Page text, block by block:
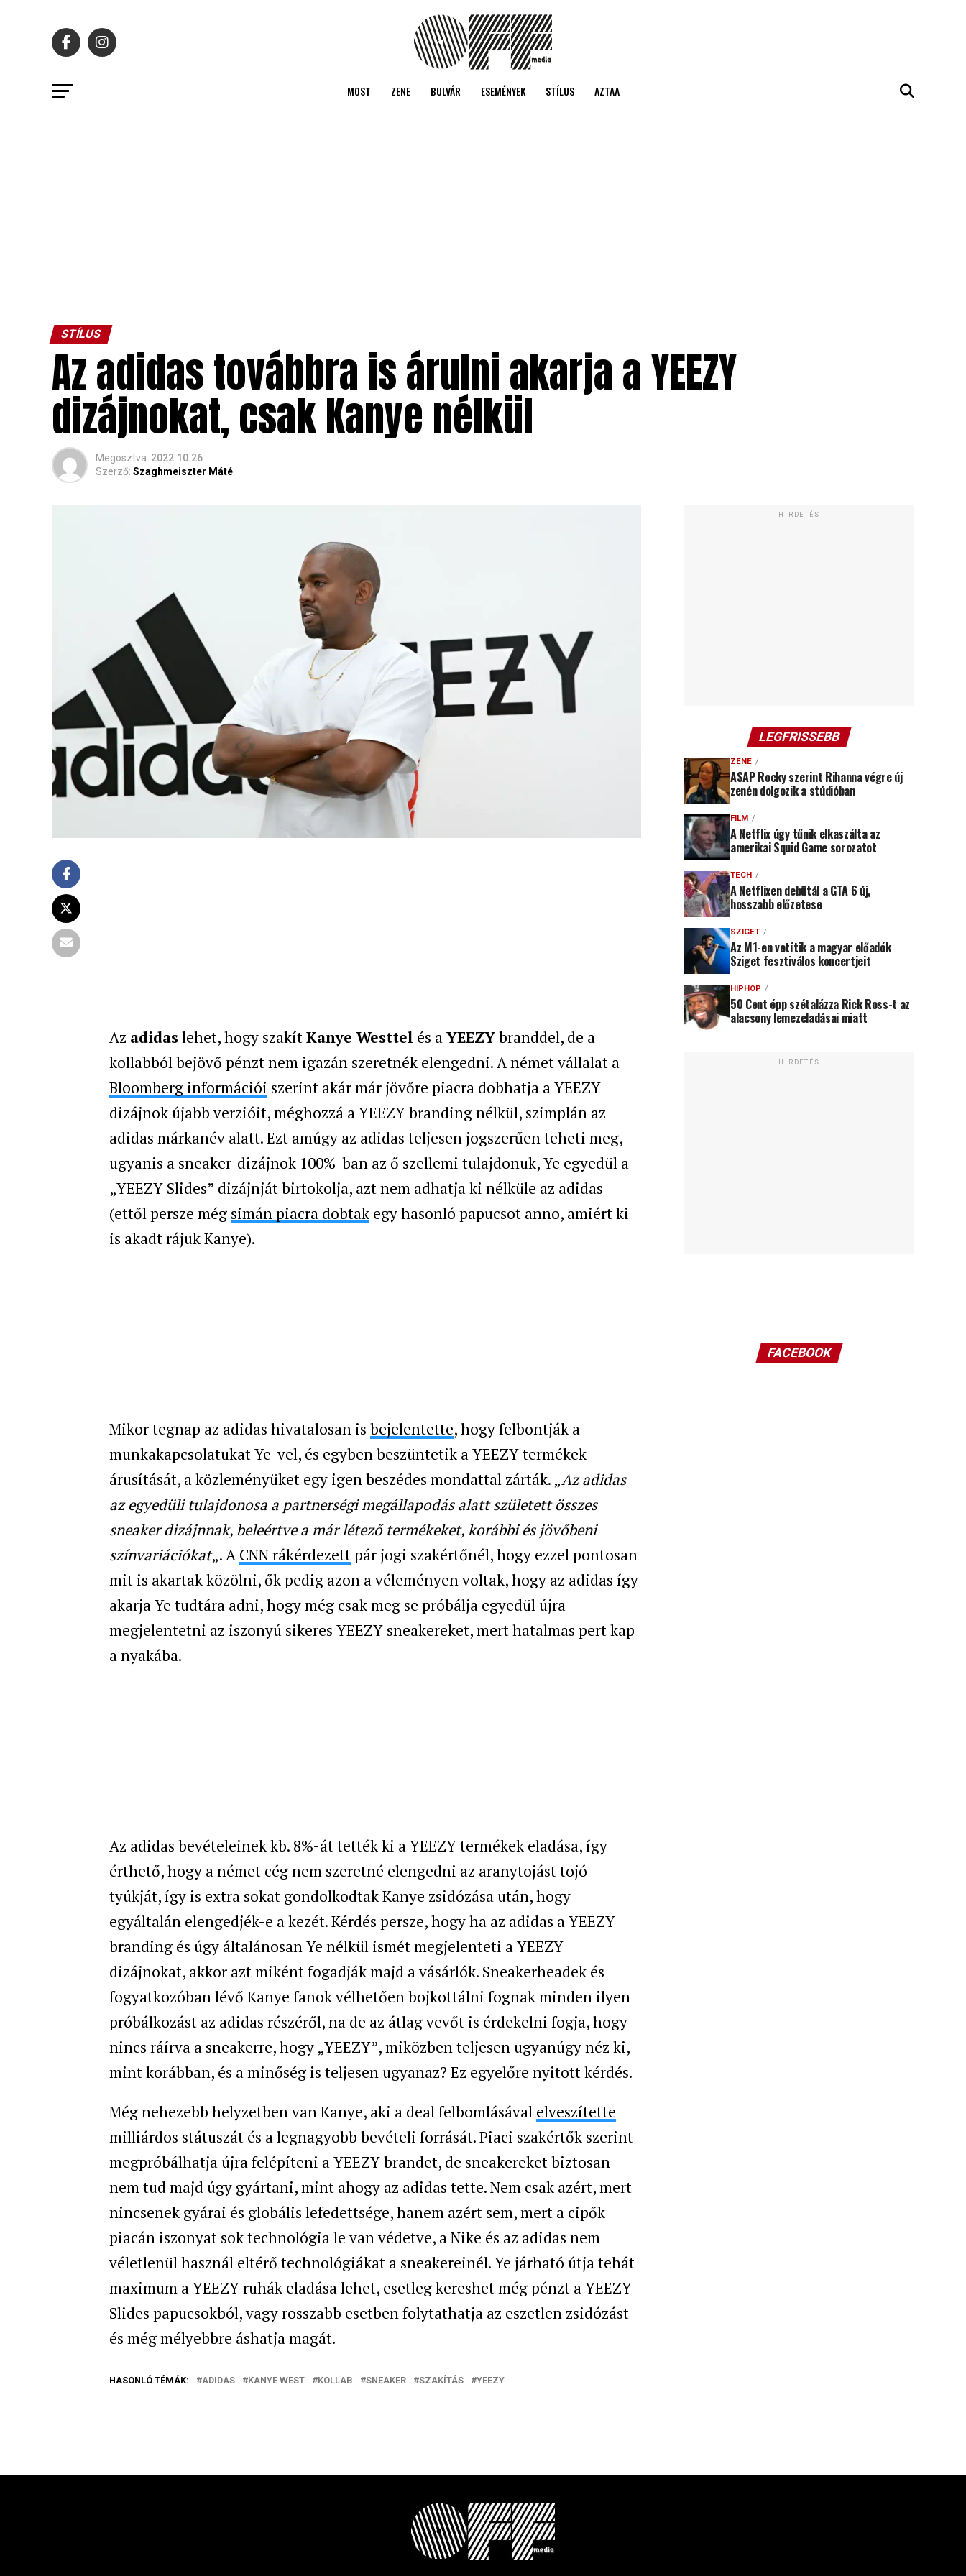
MOST ZENE BULVÁR ESEMÉNYEK STÍLUS AZTAA
STÍLUS
Az adidas továbbra is árulni akarja a YEEZY
dizájnokat, csak Kanye nélkül
Megosztva 2022.10.26
Szerző: Szaghmeiszter Máté
Az adidaslehet, hogy szakítKanye Westtel és aYEEZYbranddel, de a
kollabból bejövő pénzt nem igazán szeretnék elengedni. A német vállalat a
Bloomberg információi szerint akár már jövőre piacra dobhatja a YEEZY
dizájnok újabb verzióit, méghozzá a YEEZY branding nélkül, szimplán az
adidas márkanév alatt. Ezt amúgy az adidas teljesen jogszerűen teheti meg,
ugyanis a sneaker-dizájnok 100%-ban az ő szellemi tulajdonuk, Ye egyedül a
„YEEZY Slides” dizájnját birtokolja, azt nem adhatja ki nélküle az adidas
(ettől persze még simán piacra dobtak egy hasonló papucsot anno, amiért ki
is akadt rájuk Kanye).
Mikor tegnap az adidas hivatalosan is bejelentette, hogy felbontják a
munkakapcsolatukat Ye-vel, és egyben beszüntetik a YEEZY termékek
árusítását, a közleményüket egy igen beszédes mondattal zárták. „Az adidas
az egyedüli tulajdonosa a partnerségi megállapodás alatt született összes
sneaker dizájnnak, beleértve a már létező termékeket, korábbi és jövőbeni
színvariációkat„. ACNN rákérdezettpár jogi szakértőnél, hogy ezzel pontosan
mit is akartak közölni, ők pedig azon a véleményen voltak, hogy az adidas így
akarja Ye tudtára adni, hogy még csak meg se próbálja egyedül újra
megjelentetni az iszonyú sikeres YEEZY sneakereket, mert hatalmas pert kap
a nyakába.
Az adidas bevételeinek kb. 8%-át tették ki a YEEZY termékek eladása, így
érthető, hogy a német cég nem szeretné elengedni az aranytojást tojó
tyúkját, így is extra sokat gondolkodtak Kanye zsidózása után, hogy
egyáltalán elengedjék-e a kezét. Kérdés persze, hogy ha az adidas a YEEZY
branding és úgy általánosan Ye nélkül ismét megjelenteti a YEEZY
dizájnokat, akkor azt miként fogadják majd a vásárlók. Sneakerheadek és
fogyatkozóban lévő Kanye fanok vélhetően bojkottálni fognak minden ilyen
próbálkozást az adidas részéről, na de az átlag vevőt is érdekelni fogja, hogy
nincs ráírva a sneakerre, hogy „YEEZY”, miközben teljesen ugyanúgy néz ki,
mint korábban, és a minőség is teljesen ugyanaz? Ez egyelőre nyitott kérdés.
Még nehezebb helyzetben van Kanye, aki a deal felbomlásával elveszítette
milliárdos státuszát és a legnagyobb bevételi forrását. Piaci szakértők szerint
megpróbálhatja újra felépíteni a YEEZY brandet, de sneakereket biztosan
nem tud majd úgy gyártani, mint ahogy az adidas tette. Nem csak azért, mert
nincsenek gyárai és globális lefedettsége, hanem azért sem, mert a cipők
piacán iszonyat sok technológia le van védetve, a Nike és az adidas nem
véletlenül használ eltérő technológiákat a sneakereinél. Ye járható útja tehát
maximum a YEEZY ruhák eladása lehet, esetleg kereshet még pénzt a YEEZY
Slides papucsokból, vagy rosszabb esetben folytathatja az eszetlen zsidózást
és még mélyebbre áshatja magát.
HASONLÓ TÉMÁK: ADIDAS KANYE WEST KOLLAB SNEAKER SZAKÍTÁS YEEZY
HIRDETÉS
LEGFRISSEBB
ZENE
A$AP Rocky szerint Rihanna végre új
zenén dolgozik a stúdióban
FILM
A Netflix úgy tűnik elkaszálta az
amerikai Squid Game sorozatot
TECH
A Netflixen debütál a GTA 6 új,
hosszabb előzetese
SZIGET
Az M1-en vetítik a magyar előadók
Sziget fesztiválos koncertjeit
HIPHOP
50 Cent épp szétalázza Rick Ross-t az
alacsony lemezeladásai miatt
HIRDETÉS
FACEBOOK